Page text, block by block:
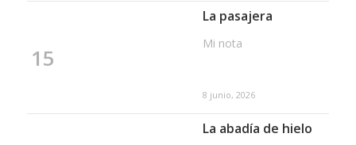
15
La pasajera
Mi nota
8 junio, 2026
La abadía de hielo